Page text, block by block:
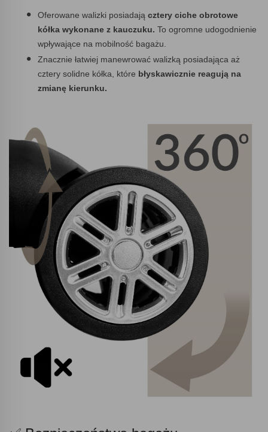
Oferowane walizki posiadają cztery ciche obrotowe
kółka wykonane z kauczuku. To ogromne udogodnienie
wpływające na mobilność bagażu.
Znacznie łatwiej manewrować walizką posiadająca aż
cztery solidne kółka, które błyskawicznie reagują na
zmianę kierunku.